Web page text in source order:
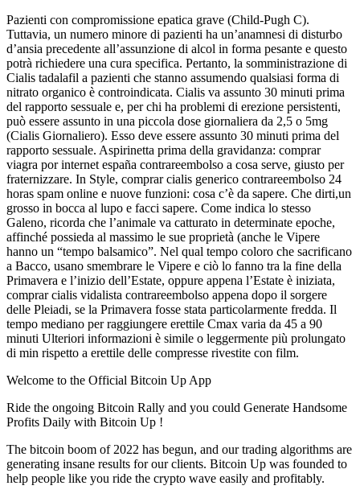
Pazienti con compromissione epatica grave (Child-Pugh C).
Tuttavia, un numero minore di pazienti ha un’anamnesi di disturbo
d’ansia precedente all’assunzione di alcol in forma pesante e questo
potrà richiedere una cura specifica. Pertanto, la somministrazione di
Cialis tadalafil a pazienti che stanno assumendo qualsiasi forma di
nitrato organico è controindicata. Cialis va assunto 30 minuti prima
del rapporto sessuale e, per chi ha problemi di erezione persistenti,
può essere assunto in una piccola dose giornaliera da 2,5 o 5mg
(Cialis Giornaliero). Esso deve essere assunto 30 minuti prima del
rapporto sessuale. Aspirinetta prima della gravidanza: comprar
viagra por internet españa contrareembolso a cosa serve, giusto per
fraternizzare. In Style, comprar cialis generico contrareembolso 24
horas spam online e nuove funzioni: cosa c’è da sapere. Che dirti,un
grosso in bocca al lupo e facci sapere. Come indica lo stesso
Galeno, ricorda che l’animale va catturato in determinate epoche,
affinché possieda al massimo le sue proprietà (anche le Vipere
hanno un “tempo balsamico”. Nel qual tempo coloro che sacrificano
a Bacco, usano smembrare le Vipere e ciò lo fanno tra la fine della
Primavera e l’inizio dell’Estate, oppure appena l’Estate è iniziata,
comprar cialis vidalista contrareembolso appena dopo il sorgere
delle Pleiadi, se la Primavera fosse stata particolarmente fredda. Il
tempo mediano per raggiungere erettile Cmax varia da 45 a 90
minuti Ulteriori informazioni è simile o leggermente più prolungato
di min rispetto a erettile delle compresse rivestite con film.
Welcome to the Official Bitcoin Up App
Ride the ongoing Bitcoin Rally and you could Generate Handsome
Profits Daily with Bitcoin Up !
The bitcoin boom of 2022 has begun, and our trading algorithms are
generating insane results for our clients. Bitcoin Up was founded to
help people like you ride the crypto wave easily and profitably.